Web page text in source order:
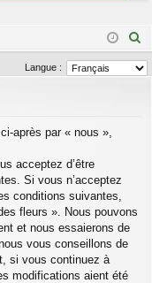
ne cri
pti
c
Langue :
après par « nous »,
acceptez d’être
Si vous n’acceptez
conditions suivantes,
fleurs ». Nous pouvons
et nous essaierons de
vous conseillons de
si vous continuez à
modifications aient été